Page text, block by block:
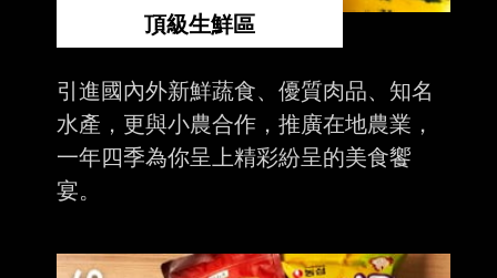
頂級生鮮區
引進國內外新鮮蔬食、優質肉品、知名
水產，更與小農合作，推廣在地農業，
一年四季為你呈上精彩紛呈的美食饗
宴。